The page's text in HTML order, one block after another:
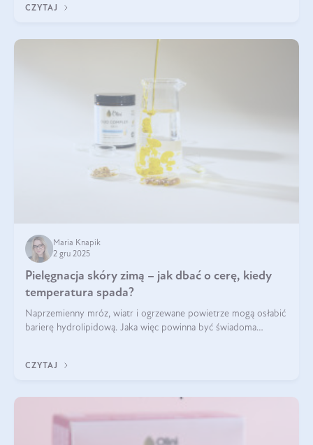
CZYTAJ
Maria Knapik
2 gru 2025
Pielęgnacja skóry zimą – jak dbać o cerę, kiedy
temperatura spada?
Naprzemienny mróz, wiatr i ogrzewane powietrze mogą osłabić
barierę hydrolipidową. Jaka więc powinna być świadoma
CZYTAJ